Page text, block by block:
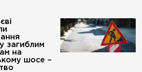
загиблим
на
шосе –